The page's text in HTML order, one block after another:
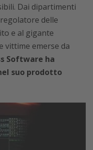
Dai dipartimenti
delle
e al gigante
vittime emerse da
Software ha
suo prodotto